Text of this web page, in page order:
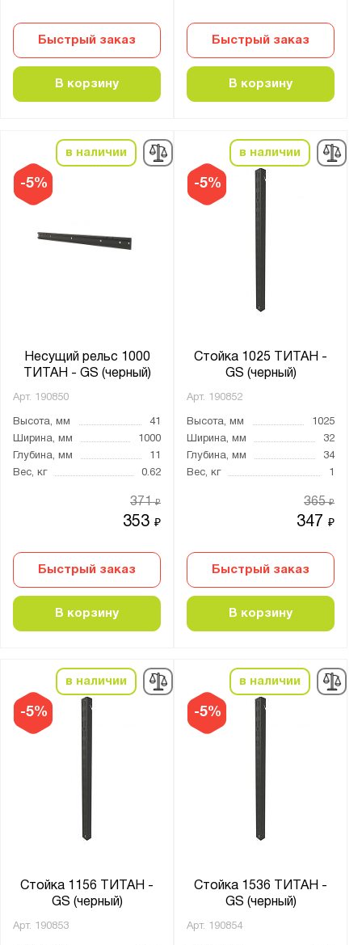
Быстрый заказ
В корзину
Быстрый заказ
В корзину
-5%
в наличии
Несущий рельс 1000
ТИТАН - GS (черный)
Арт. 190850
Высота, мм
41
Ширина, мм
1000
Глубина, мм
11
Вес, кг
0.62
353₽
371₽
Быстрый заказ
В корзину
-5%
в наличии
Стойка 1025 ТИТАН -
GS (черный)
Арт. 190852
Высота, мм
1025
Ширина, мм
32
Глубина, мм
34
Вес, кг
1
347₽
365₽
Быстрый заказ
В корзину
-5%
в наличии
Стойка 1156 ТИТАН -
GS (черный)
Арт. 190853
-5%
в наличии
Стойка 1536 ТИТАН -
GS (черный)
Арт. 190854